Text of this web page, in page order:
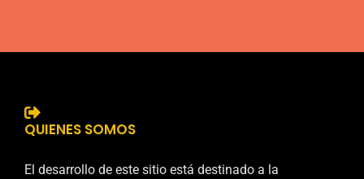
QUIENES SOMOS
El desarrollo de este sitio está destinado a la